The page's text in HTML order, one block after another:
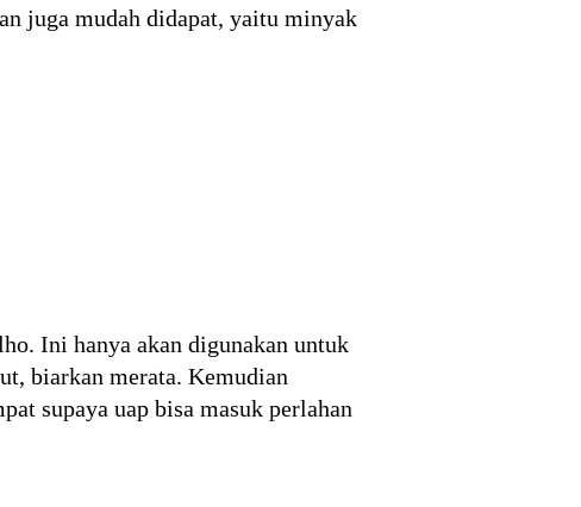
juga mudah didapat, yaitu minyak
Ini hanya akan digunakan untuk
biarkan merata. Kemudian
supaya uap bisa masuk perlahan